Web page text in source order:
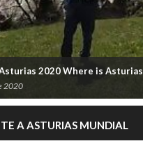
2020 Where is Asturias
2020
A ASTURIAS MUNDIAL